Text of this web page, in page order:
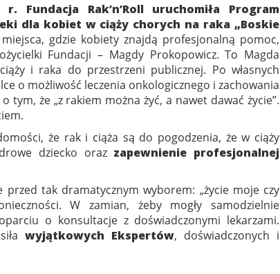
Fundacja Rak’n’Roll uruchomiła Program
dla kobiet w ciąży chorych na raka „Boskie
gdzie kobiety znajdą profesjonalną pomoc,
Fundacji – Magdy Prokopowicz. To Magda
i raka do przestrzeni publicznej. Po własnych
o możliwość leczenia onkologicznego i zachowania
o tym, że „z rakiem można żyć, a nawet dawać życie”.
że rak i ciąża są do pogodzenia, że w ciąży
dziecko oraz zapewnienie profesjonalnej
przed tak dramatycznym wyborem: „życie moje czy
W zamian, żeby mogły samodzielnie
o konsultacje z doświadczonymi lekarzami.
wyjątkowych Ekspertów, doświadczonych i